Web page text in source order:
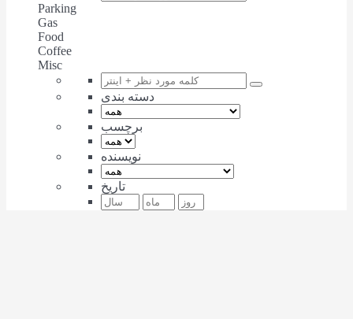
Parking
Gas
Food
Coffee
Misc
دسته بندی
برچسب
نویسنده
تاریخ